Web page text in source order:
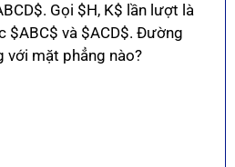
Gọi $H, K$ lần lượt là
$ABC$ và $ACD$. Đường
với mặt phẳng nào?